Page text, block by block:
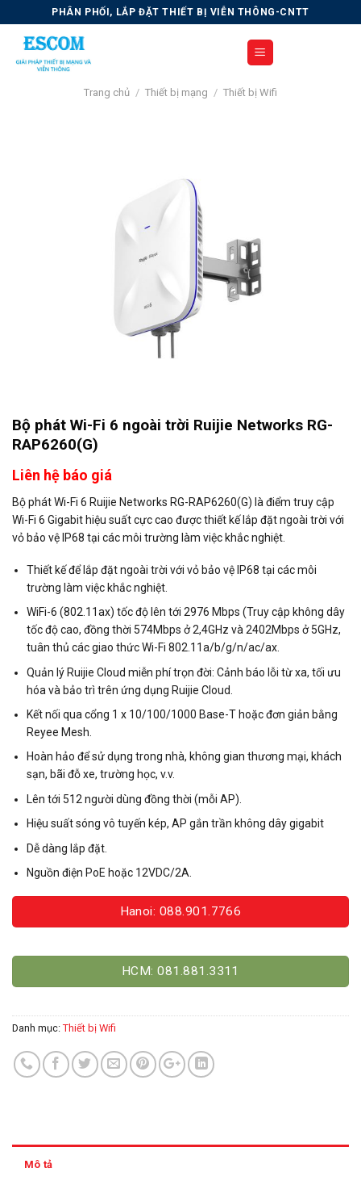
to
content
PHÂN PHỐI, LẮP ĐẶT THIẾT BỊ VIỄN THÔNG-CNTT
Trang chủ / Thiết bị mạng / Thiết bị Wifi
Bộ phát Wi-Fi 6 ngoài trời Ruijie Networks RG-
RAP6260(G)
Liên hệ báo giá
Bộ phát Wi-Fi 6 Ruijie Networks RG-RAP6260(G) là điểm truy cập
Wi-Fi 6 Gigabit hiệu suất cực cao được thiết kế lắp đặt ngoài trời với
vỏ bảo vệ IP68 tại các môi trường làm việc khắc nghiệt.
Thiết kế để lắp đặt ngoài trời với vỏ bảo vệ IP68 tại các môi
trường làm việc khắc nghiệt.
WiFi-6 (802.11ax) tốc độ lên tới 2976 Mbps (Truy cập không dây
tốc độ cao, đồng thời 574Mbps ở 2,4GHz và 2402Mbps ở 5GHz,
tuân thủ các giao thức Wi-Fi 802.11a/b/g/n/ac/ax.
Quản lý Ruijie Cloud miễn phí trọn đời: Cảnh báo lỗi từ xa, tối ưu
hóa và bảo trì trên ứng dụng Ruijie Cloud.
Kết nối qua cổng 1 x 10/100/1000 Base-T hoặc đơn giản bằng
Reyee Mesh.
Hoàn hảo để sử dụng trong nhà, không gian thương mại, khách
sạn, bãi đỗ xe, trường học, v.v.
Lên tới 512 người dùng đồng thời (mỗi AP).
Hiệu suất sóng vô tuyến kép, AP gắn trần không dây gigabit
Dễ dàng lắp đặt.
Nguồn điện PoE hoặc 12VDC/2A.
Hanoi: 088.901.7766
HCM: 081.881.3311
Danh mục: Thiết bị Wifi
Mô tả